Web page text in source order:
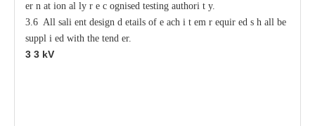
er n at ion al ly r e c ognised testing authori t y.
3.6 All sali ent design d etails of e ach i t em r equir ed s h all be
suppl i ed with the tend er.
3 3 kV